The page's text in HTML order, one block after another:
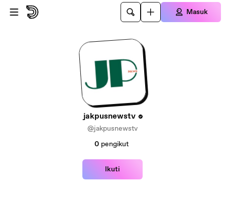
Lewatkan ke konten utama
Masuk
jakpusnewstv
@jakpusnewstv
0 pengikut
Ikuti